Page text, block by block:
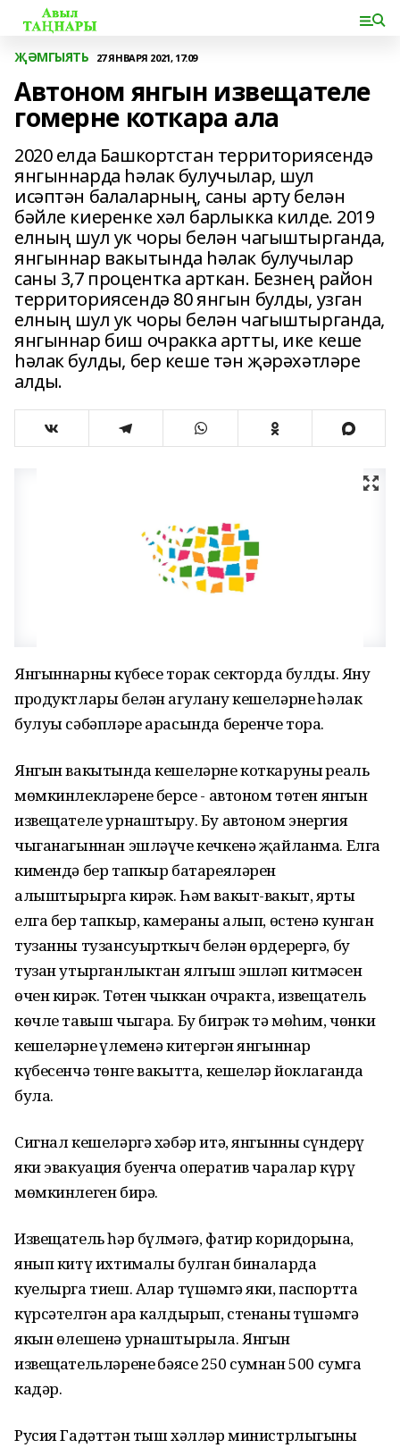
ҖӘМГЫЯТЬ 27 ЯНВАРЯ 2021, 17:09
Автоном янгын извещателе
гомерне коткара ала
2020 елда Башкортстан территориясендә
янгыннарда һәлак булучылар, шул
исәптән балаларның, саны арту белән
бәйле киеренке хәл барлыкка килде. 2019
елның шул ук чоры белән чагыштырганда,
янгыннар вакытында һәлак булучылар
саны 3,7 процентка арткан. Безнең район
территориясендә 80 янгын булды, узган
елның шул ук чоры белән чагыштырганда,
янгыннар биш очракка артты, ике кеше
һәлак булды, бер кеше тән җәрәхәтләре
алды.
Янгыннарның күбесе торак секторда булды. Яну
продуктлары белән агулану кешеләрнең һәлак
булуы сәбәпләре арасында беренче тора.
Янгын вакытында кешеләрне коткаруның реаль
мөмкинлекләренең берсе - автоном төтен янгын
извещателе урнаштыру. Бу автоном энергия
чыганагыннан эшләүче кечкенә җайланма. Елга
кимендә бер тапкыр батареяләрен
алыштырырга кирәк. Һәм вакыт-вакыт, ярты
елга бер тапкыр, камераны алып, өстенә кунган
тузанны тузансуырткыч белән өрдерергә, бу
тузан утырганлыктан ялгыш эшләп китмәсен
өчен кирәк. Төтен чыккан очракта, извещатель
көчле тавыш чыгара. Бу бигрәк тә мөһим, чөнки
кешеләрнең үлеменә китергән янгыннар
күбесенчә төнге вакытта, кешеләр йоклаганда
була.
Сигнал кешеләргә хәбәр итә, янгынны сүндерү
яки эвакуация буенча оператив чаралар күрү
мөмкинлеген бирә.
Извещатель һәр бүлмәгә, фатир коридорына,
янып китү ихтималы булган биналарда
куелырга тиеш. Алар түшәмгә яки, паспортта
күрсәтелгән ара калдырып, стенаның түшәмгә
якын өлешенә урнаштырыла. Янгын
извещательләренең бәясе 250 сумнан 500 сумга
кадәр.
Русия Гадәттән тыш хәлләр министрлыгының